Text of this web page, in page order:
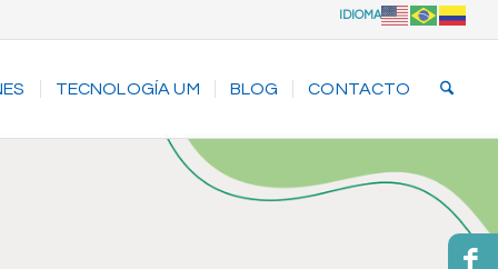
IDIOMA
TECNOLOGÍA UM BLOG CONTACTO